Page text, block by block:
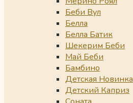
Беби Вул
Белла
Белла Батик
Шекерим Беби
Май Беби
Бамбино
Детская Новинка
Детский Каприз